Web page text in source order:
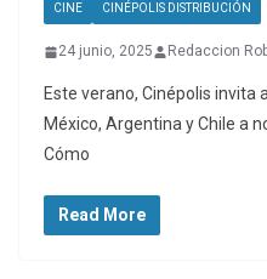
CINE CINÉPOLIS DISTRIBUCIÓN
24 junio, 2025 Redaccion
Este verano, Cinépolis invita
México, Argentina y Chile a
Cómo
Read More